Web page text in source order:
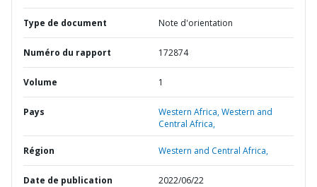
Type de document Note d'orientation
Numéro du rapport 172874
Volume 1
Pays Western Africa,Western and
Central Africa,
Région Western and Central Africa,
Date de publication 2022/06/22